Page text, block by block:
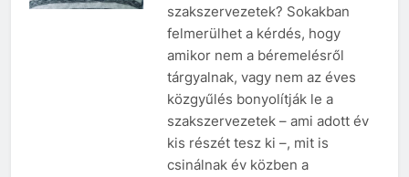
szakszervezetek? Sokakban
felmerülhet a kérdés, hogy
amikor nem a béremelésről
tárgyalnak, vagy nem az éves
közgyűlés bonyolítják le a
szakszervezetek – ami adott év
kis részét tesz ki –, mit is
csinálnak év közben a